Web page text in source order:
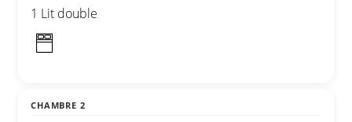
1 Lit double
CHAMBRE 2